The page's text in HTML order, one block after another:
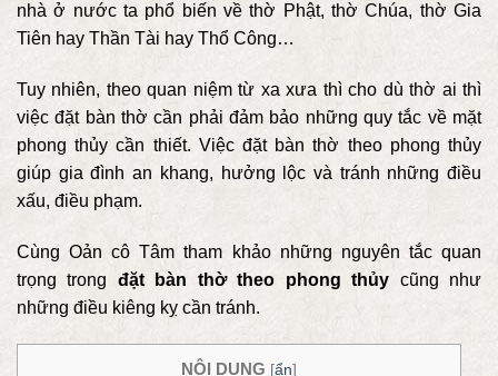
nhà ở nước ta phổ biến về thờ Phật, thờ Chúa, thờ Gia
Tiên hay Thần Tài hay Thổ Công…
Tuy nhiên, theo quan niệm từ xa xưa thì cho dù thờ ai thì
việc đặt bàn thờ cần phải đảm bảo những quy tắc về mặt
phong thủy cần thiết. Việc đặt bàn thờ theo phong thủy
giúp gia đình an khang, hưởng lộc và tránh những điều
xấu, điều phạm.
Cùng Oản cô Tâm tham khảo những nguyên tắc quan
trọng trong đặt bàn thờ theo phong thủy cũng như
những điều kiêng kỵ cần tránh.
NỘI DUNG [ẩn]